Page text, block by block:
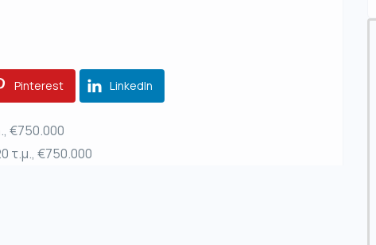
Pinterest LinkedIn
€750.000
τ.μ., €750.000